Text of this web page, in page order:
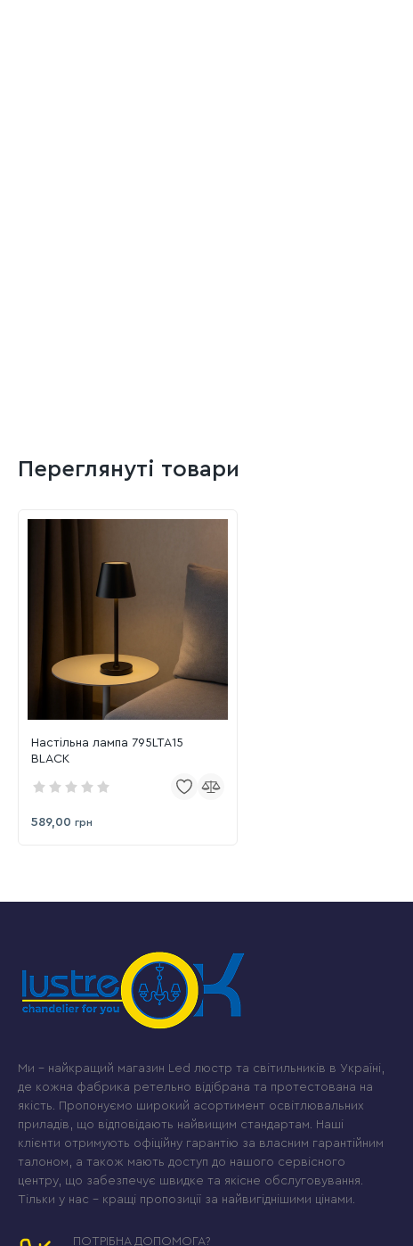
Переглянуті товари
Настільна лампа 795LTA15
BLACK
589,00 грн
Ми – найкращий магазин Led люстр та світильників в Україні,
де кожна фабрика ретельно відібрана та протестована на
якість. Пропонуємо широкий асортимент освітлювальних
приладів, що відповідають найвищим стандартам. Наші
клієнти отримують офіційну гарантію за власним гарантійним
талоном, а також мають доступ до нашого сервісного
центру, що забезпечує швидке та якісне обслуговування.
Тільки у нас – кращі пропозиції за найвигіднішими цінами.
ПОТРІБНА ДОПОМОГА?